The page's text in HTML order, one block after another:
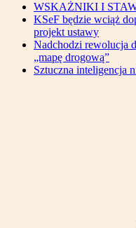
WSKAŻNIKI I
KSeF będzie wciąż
projekt ustawy
Nadchodzi rewolucja
„mapę drogową”
Sztuczna inteligencja